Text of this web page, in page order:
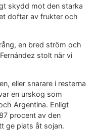
skydd mot den starka
doftar av frukter och
en bred ström och
stolt när vi
eller snarare i resterna
en urskog som
Argentina. Enligt
procent av den
ge plats åt sojan.